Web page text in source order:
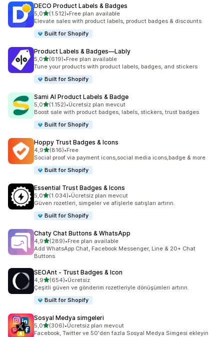
DECO Product Labels & Badges
5,05 yıldız üzerinden
(1.512)
toplam 1512 değerlendirme
•Free plan available
Elevate sales with product labels, product badges & discounts
Built for Shopify
Product Labels & Badges—Lably
5,05 yıldız üzerinden
(619)
toplam 619 değerlendirme
•Free plan available
Tune your products with product labels, badges, and stickers
Built for Shopify
Sami AI Product Labels & Badge
5,05 yıldız üzerinden
(1.152)
toplam 1152 değerlendirme
•Ücretsiz plan mevcut
Boost sale with product badges, labels, stickers, trust badges
Built for Shopify
Hoppy Trust Badges & Icons
4,95 yıldız üzerinden
(816)
toplam 816 değerlendirme
•Free
Social proof via payment icons,social media icons,badge & more
Built for Shopify
Essential Trust Badges & Icons
5,05 yıldız üzerinden
(1.034)
toplam 1034 değerlendirme
•Ücretsiz plan mevcut
Güven rozetleri, simgeler ve afişlerle satışları artırın.
Built for Shopify
Chaty Chat Buttons & WhatsApp
4,95 yıldız üzerinden
(289)
toplam 289 değerlendirme
•Free plan available
Add WhatsApp Chat, Facebook Messenger, Line & 20+ Chat
Buttons
SEOAnt ‑ Trust Badges & Icon
4,95 yıldız üzerinden
(654)
toplam 654 değerlendirme
•Ücretsiz
Çeşitli güven ve gönderim rozetleriyle dönüşümleri artırın.
Built for Shopify
Sosyal Medya simgeleri
5,05 yıldız üzerinden
(306)
toplam 306 değerlendirme
•Ücretsiz plan mevcut
Facebook, Twitter ve 50'den fazla Sosyal Medya Simgesi ekleyin